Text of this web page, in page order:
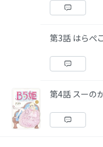
第3話 はらぺ
第4話 スーの